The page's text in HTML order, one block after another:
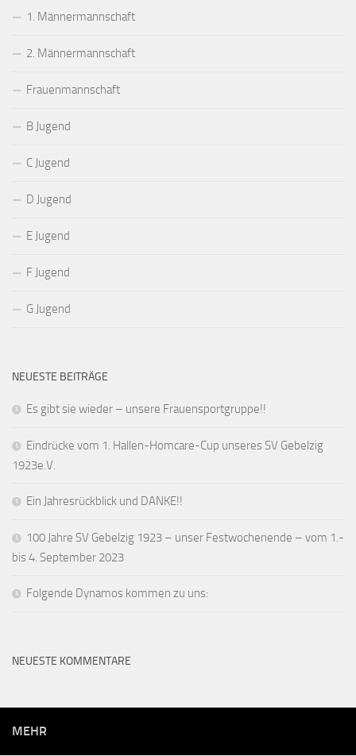
1. Männermannschaft
2. Männermannschaft
Frauenmannschaft
B Jugend
C Jugend
D Jugend
E Jugend
F Jugend
G Jugend
NEUESTE BEITRÄGE
Es gibt sie wieder – unsere Frauensportgruppe!!
Eindrücke vom 1. Hallen-Homcare-Cup unseres SV Gebelzig
1923e.V.
Ein Jahresrückblick und DANKE!!
100 Jahre SV Gebelzig 1923 – unser Festwochenende – vom 1.-
bis 4. September 2023
Folgende Dynamos kommen zu uns:
NEUESTE KOMMENTARE
MEHR